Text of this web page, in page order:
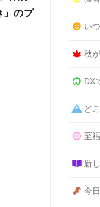
」のプ
い
秋
DX
ど
至
新
今